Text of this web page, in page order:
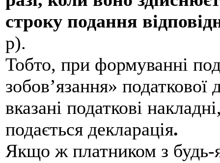
строку подання
р).
Тобто, при формуванні
зобов’язання»
вказані податкові
подається декларація.
Якщо ж платником з